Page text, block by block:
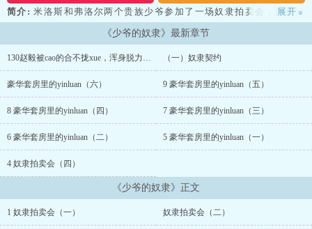
简介: 米洛斯和弗洛尔两个贵族少爷参加了一场奴隶拍卖会，那些健
壮英俊的奴隶每一个都是那么诱人，然而两人带的钱不够，也只能各
自挑最中意的那个买了。...
展开 »
《少爷的奴隶》最新章节
130赵毅被cao的合不拢xue，浑身脱力被艾草掰开大腿色眯眯的视jian摸xue （一）奴隶契约
豪华套房里的yinluan（六） 9 豪华套房里的yinluan（五）
8 豪华套房里的yinluan（四） 7 豪华套房里的yinluan（三）
6 豪华套房里的yinluan（二） 5 豪华套房里的yinluan（一）
4 奴隶拍卖会（四）
《少爷的奴隶》正文
1 奴隶拍卖会（一） 奴隶拍卖会（二）